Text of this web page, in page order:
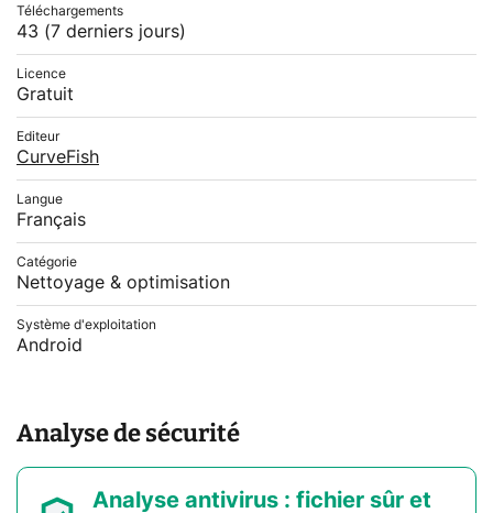
Téléchargements
43 (7 derniers jours)
Licence
Gratuit
Editeur
CurveFish
Langue
Français
Catégorie
Nettoyage & optimisation
Système d'exploitation
Android
Analyse de sécurité
Analyse antivirus : fichier sûr et